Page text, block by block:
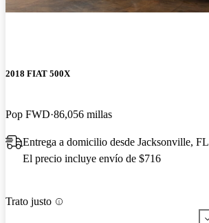
2018 FIAT 500X
Pop FWD 86,056 millas
Entrega a domicilio desde Jacksonville, FL
El precio incluye envío de $716
Trato justo